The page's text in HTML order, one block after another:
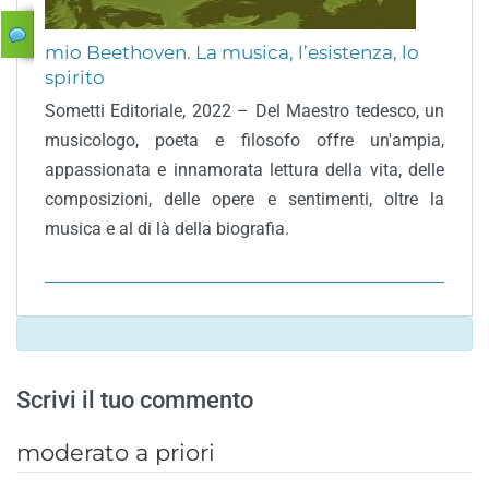
mio Beethoven. La musica, l’esistenza, lo
spirito
Sometti Editoriale, 2022 – Del Maestro tedesco, un
musicologo, poeta e filosofo offre un'ampia,
appassionata e innamorata lettura della vita, delle
composizioni, delle opere e sentimenti, oltre la
musica e al di là della biografia.
Scrivi il tuo commento
moderato a priori